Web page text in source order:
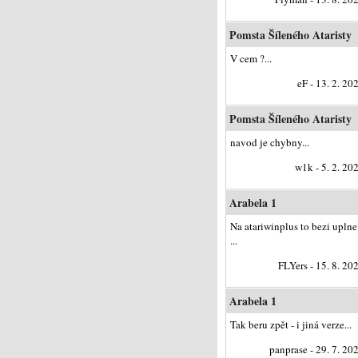
Pomsta Šíleného Ataristy
V cem ?...
eF - 13. 2.
Pomsta Šíleného Ataristy
navod je chybny...
w1k - 5. 2.
Arabela 1
Na atariwinplus to bezi uplne
...
FLYers - 15. 8.
Arabela 1
Tak beru zpět - i jiná verze...
panprase - 29. 7.